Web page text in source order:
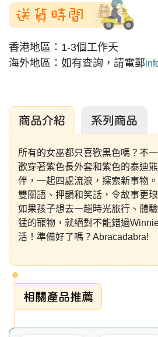
送貨時間
香港地區：1-3個工作天
海外地區：如有查詢，請電郵
商品介紹 系列商品
所有的女巫都只喜歡黑色嗎？不
歡穿著紫色長外套和紫色的泰迪
伴，一起四處流浪，探索新事物
雙關語、押韻和笑話，令故事更
如果孩子想去一趟時光旅行、體
猛的寵物，就絕對不能錯過
活！準備好了嗎？Abracadabra!
相關產品推薦